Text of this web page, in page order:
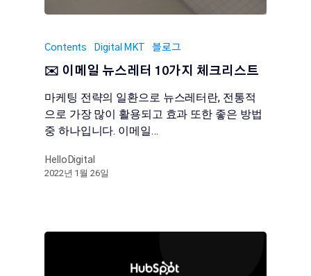
Contents Digital MKT 블로그
✉️ 이메일 뉴스레터 10가지 체크리스트
마케팅 전략의 일환으로 뉴스레터란, 전통적
으로 가장 많이 활용되고 효과 또한 좋은 방법
중 하나입니다. 이메일…
HelloDigital
2022년 1월 26일